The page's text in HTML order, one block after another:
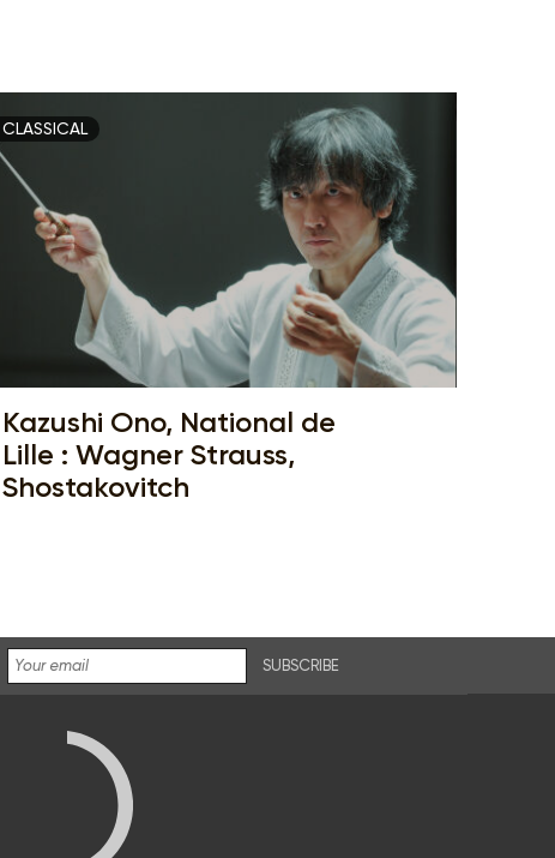
CLASSICAL
Kazushi Ono, National de
Lille : Wagner Strauss,
Shostakovitch
SUBSCRIBE